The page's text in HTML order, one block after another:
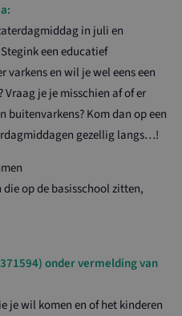
in juli en
een educatief
varkens en wil je wel eens een
je je misschien af of er
buitenvarkens? Kom dan op een
gezellig langs…!
die op de basisschool zitten,
onder vermelding van
je wil komen en of het kinderen